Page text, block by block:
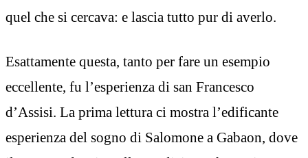
quel che si cercava: e lascia tutto pur di averlo.
Esattamente questa, tanto per fare un esempio
eccellente, fu l’esperienza di san Francesco
d’Assisi. La prima lettura ci mostra l’edificante
esperienza del sogno di Salomone a Gabaon, dove